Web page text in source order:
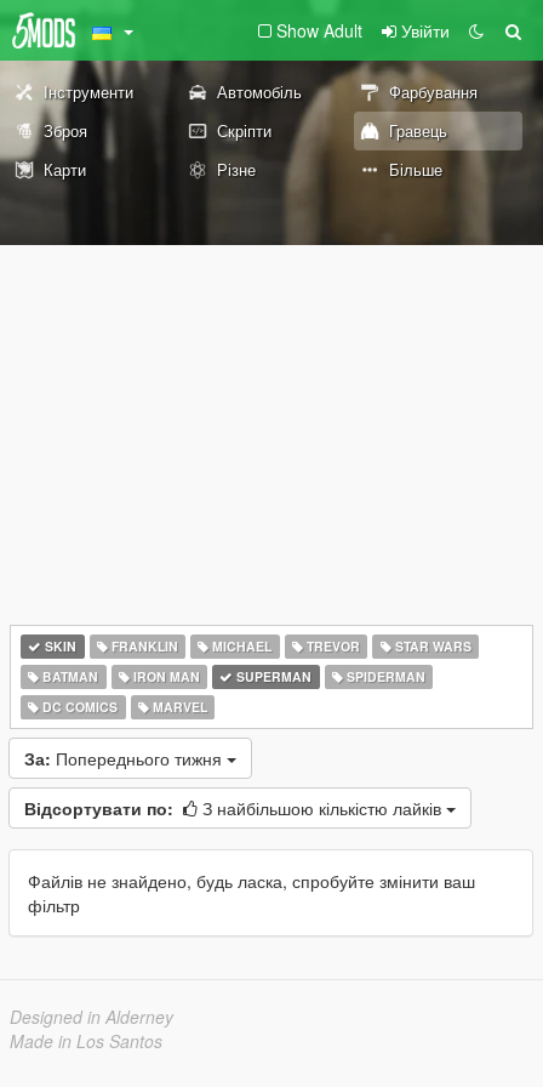
Show Adult Увійти
Інструменти Автомобіль
Фарбування
Зброя
Скріпти
Гравець
Карти
Різне Більше
SKIN FRANKLIN MICHAEL TREVOR
STAR WARS
BATMAN
IRON MAN SUPERMAN
SPIDERMAN
DC COMICS
MARVEL
За: Попереднього тижня
Відсортувати по: З найбільшою кількістю лайків
Файлів не знайдено, будь ласка, спробуйте змінити ваш
фільтр
Designed in Alderney
Made in Los Santos